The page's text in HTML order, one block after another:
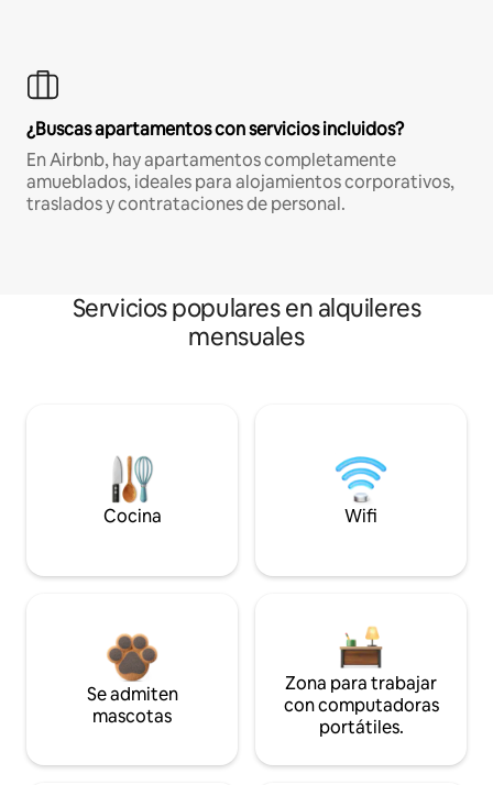
¿Buscas apartamentos con servicios incluidos?
En Airbnb, hay apartamentos completamente
amueblados, ideales para alojamientos corporativos,
traslados y contrataciones de personal.
Servicios populares en alquileres
mensuales
Cocina Wifi
Se admiten
mascotas
Zona para trabajar
con computadoras
portátiles.